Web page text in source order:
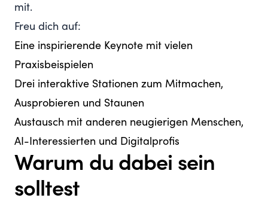
mit.
Freu dich auf:
Eine inspirierende Keynote mit vielen
Praxisbeispielen
Drei interaktive Stationen zum Mitmachen,
Ausprobieren und Staunen
Austausch mit anderen neugierigen Menschen,
AI-Interessierten und Digitalprofis
Warum du dabei sein
solltest